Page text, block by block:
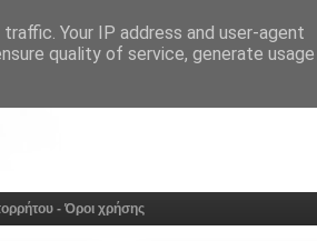
- Όροι χρήσης
Your IP address and user-agent
quality of service, generate usage